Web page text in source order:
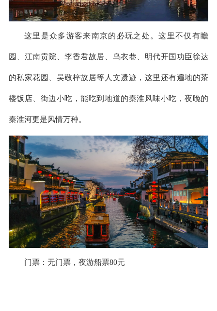
这里是众多游客来南京的必玩之处。这里不仅有瞻
园、江南贡院、李香君故居、乌衣巷、明代开国功臣徐达
的私家花园、吴敬梓故居等人文遗迹，这里还有遍地的茶
楼饭店、街边小吃，能吃到地道的秦淮风味小吃，夜晚的
秦淮河更是风情万种。
门票：无门票，夜游船票80元